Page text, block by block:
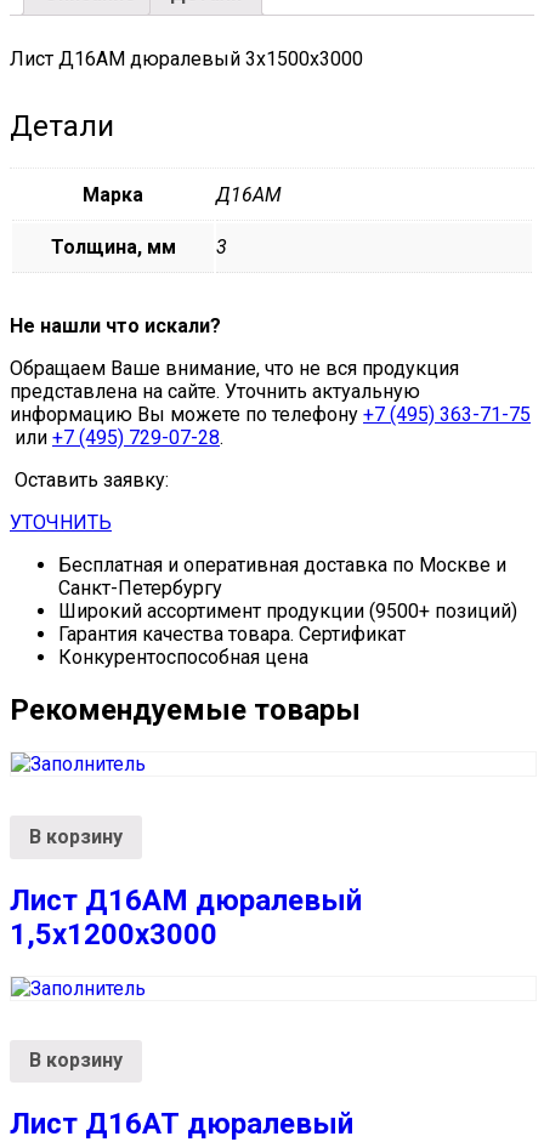
Лист Д16АМ дюралевый 3х1500х3000
Детали
Марка Д16АМ
Толщина, мм 3
Не нашли что искали?
Обращаем Ваше внимание, что не вся продукция
представлена на сайте. Уточнить актуальную
информацию Вы можете по телефону +7 (495) 363-71-75
или +7 (495) 729-07-28.
Оставить заявку:
УТОЧНИТЬ
Бесплатная и оперативная доставка по Москве и
Санкт-Петербургу
Широкий ассортимент продукции (9500+ позиций)
Гарантия качества товара. Сертификат
Конкурентоспособная цена
Рекомендуемые товары
В корзину
Лист Д16АМ дюралевый
1,5х1200х3000
В корзину
Лист Д16АТ дюралевый